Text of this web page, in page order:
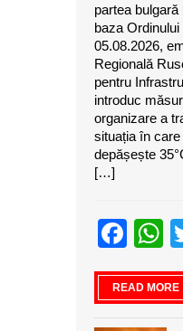
partea
baza
05.08.2026,
Regională
pentru
introduc
organizare a
situația în
depășește
[…]
READ MORE